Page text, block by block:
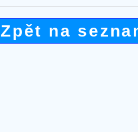
Zpět na